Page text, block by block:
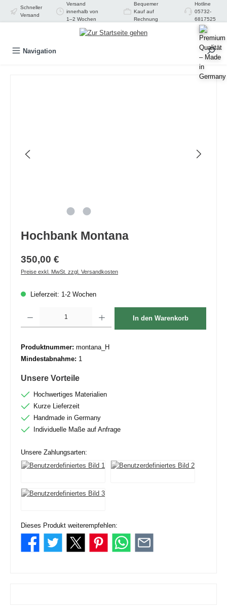
springen
Schneller
Versand
Versand
innerhalb von
1–2 Wochen
Bequemer
Kauf auf
Rechnung
Hotline
05732-
6817525
Navigation
Hochbank Montana
350,00 €
Preise exkl. MwSt. zzgl. Versandkosten
Lieferzeit: 1-2 Wochen
In den Warenkorb
Produktnummer: montana_H
Mindestabnahme: 1
Unsere Vorteile
Hochwertiges Materialien
Kurze Lieferzeit
Handmade in Germany
Individuelle Maße auf Anfrage
Unsere Zahlungsarten:
Dieses Produkt weiterempfehlen: